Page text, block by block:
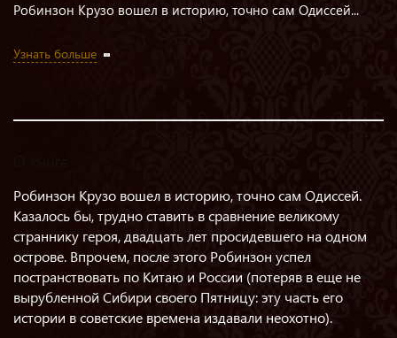
Робинзон Крузо вошел в историю, точно сам Одиссей...
Узнать больше
Робинзон Крузо вошел в историю, точно сам Одиссей.
Казалось бы, трудно ставить в сравнение великому
страннику героя, двадцать лет просидевшего на одном
острове. Впрочем, после этого Робинзон успел
постранствовать по Китаю и России (потеряв в еще не
вырубленной Сибири своего Пятницу: эту часть его
истории в советские времена издавали неохотно).